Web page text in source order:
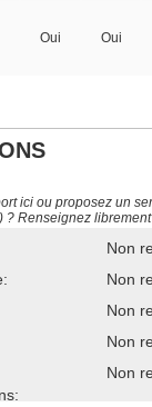
Oui Oui
ici ou proposez un
? Renseignez
Non
Non
Non
Non
Non